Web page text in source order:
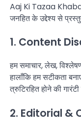
Aaj Ki Tazaa Khabar
जनहित के उद्देश्य से
1. Content
हम समाचार, लेख,
हालाँकि हम सटीकता
त्रुटिरहित होने की
2. Editorial &